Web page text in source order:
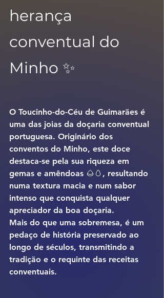
herança
conventual do
Minho ✨
O Toucinho-do-Céu de Guimarães é
uma das joias da doçaria conventual
portuguesa. Originário dos
conventos do Minho, este doce
destaca-se pela sua riqueza em
gemas e amêndoas 🌰🥚, resultando
numa textura macia e num sabor
intenso que conquista qualquer
apreciador da boa doçaria.
Mais do que uma sobremesa, é um
pedaço de história preservado ao
longo de séculos, transmitindo a
tradição e o requinte das receitas
conventuais.